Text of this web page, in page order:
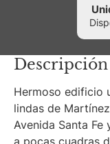
Descripción
Hermoso edificio
lindas de
Avenida Santa